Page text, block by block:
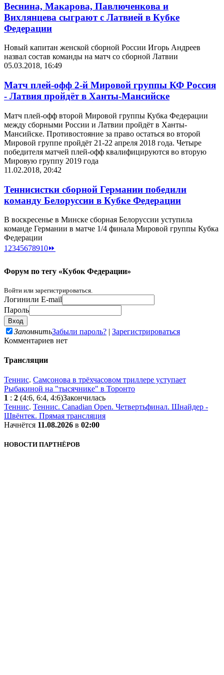
Веснина, Макарова, Павлюченкова и
Вихлянцева сыграют с Латвией в Кубке
Федерации
Новый капитан женской сборной России Игорь Андреев
назвал состав команды на матч со сборной Латвии
05.03.2018, 16:49
Матч плей-офф 2-й Мировой группы КФ Россия
- Латвия пройдёт в Ханты-Мансийске
Матч плей-офф второй Мировой группы Кубка Федерации
между сборными России и Латвии пройдёт в Ханты-
Мансийске. Противостояние за право остаться во второй
Мировой группе пройдёт 21-22 апреля 2018 года. Четыре
победителя матчей плей-офф квалифицируются во вторую
Мировую группу 2019 года
11.02.2018, 20:42
Теннисистки сборной Германии победили
команду Белоруссии в Кубке Федерации
В воскресенье в Минске сборная Белоруссии уступила
команде Германии в матче 1/4 финала Мировой группы Кубка
Федерации
1 2345678910⏩
Форум по тегу «Кубок Федерации»
Войти или зарегистрироваться.
Логинили E-mail
Пароль
ЗапомнитьЗабыли пароль? | Зарегистрироваться
Комментариев нет
Трансляции
Теннис. Самсонова в трёхчасовом триллере уступает
Рыбакиной на "тысячнике" в Торонто
1 : 2 (4:6, 6:4, 4:6)Закончилась
Теннис. Теннис. Canadian Open. Четвертьфинал. Шнайдер -
Швёнтек. Прямая трансляция
Начнётся 11.08.2026 в 02:00
НОВОСТИ ПАРТНЁРОВ